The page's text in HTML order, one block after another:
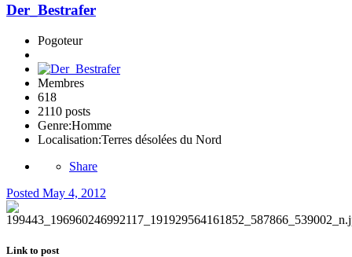
Der_Bestrafer
Pogoteur
Membres
618
2110 posts
Genre:Homme
Localisation:Terres désolées du Nord
Share
Posted May 4, 2012
Link to post